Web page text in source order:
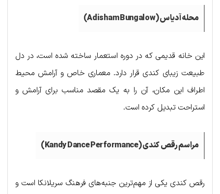
محله آدیاس (Adisham Bungalow
)
این خانه قدیمی که در دوره استعمار ساخته شده است، در دل
طبیعت زیبای کندی قرار دارد. معماری خاص و آرامش محیط
اطراف این مکان، آن را به یک مقصد مناسب برای آرامش و
استراحت تبدیل کرده است.
مراسم رقص کندی (Kandy Dance Performance
)
رقص کندی یکی از مهم‌ترین جنبه‌های فرهنگ سریلانکا است و